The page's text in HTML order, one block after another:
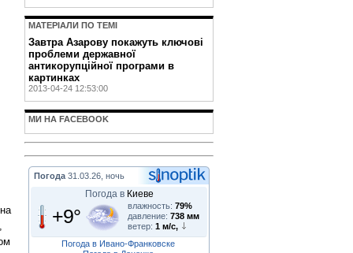
МАТЕРIАЛИ ПО ТЕМI
Завтра Азарову покажуть ключові
проблеми державної
антикорупційної програми в
картинках
2013-04-24 12:53:00
МИ НА FACEBOOK
Погода 31.03.26, ночь
Погода в Киеве
+9° влажность: 79%
давление: 738 мм
ветер: 1 м/с,
Погода в Ивано-Франковске